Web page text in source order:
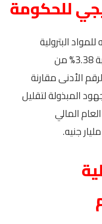
للحكومة
البترولية
والمحروقات يستحوذ على نسبة 3.38% من
الأدنى مقارنة
المبذولة لتقليل
المالي